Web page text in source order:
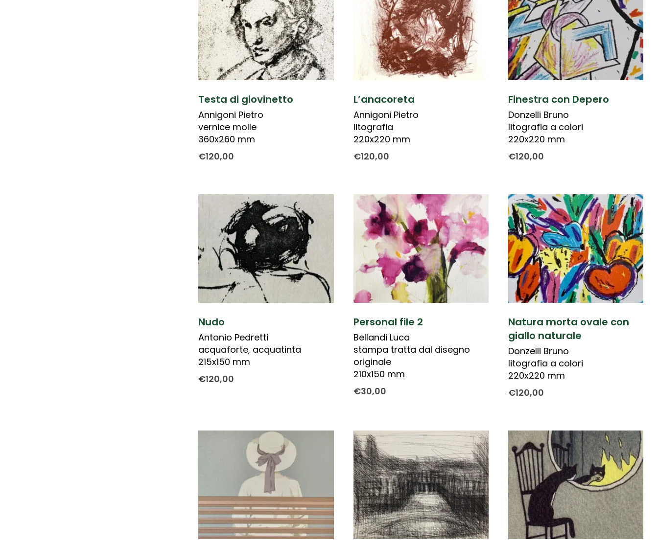
Testa di giovinetto
Annigoni Pietro
vernice molle
360x260 mm
€120,00
L’anacoreta
Annigoni Pietro
litografia
220x220 mm
€120,00
Finestra con Depero
Donzelli Bruno
litografia a colori
220x220 mm
€120,00
Nudo
Antonio Pedretti
acquaforte, acquatinta
215x150 mm
€120,00
Personal file 2
Bellandi Luca
stampa tratta dal disegno
originale
210x150 mm
€30,00
Natura morta ovale con
giallo naturale
Donzelli Bruno
litografia a colori
220x220 mm
€120,00